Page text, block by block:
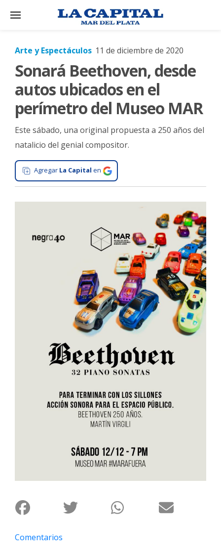
×
El
Mundo
La
Zona
Cultura
Tecnología
Interés
Arte y Espectáculos 11 de diciembre de 2020
Sonará Beethoven, desde
autos ubicados en el
perímetro del Museo MAR
Este sábado, una original propuesta a 250 años del
natalicio del genial compositor.
Agregar La Capital en
Comentarios